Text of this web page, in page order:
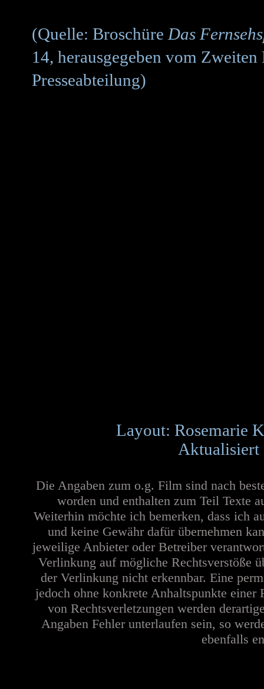
(Quelle: Broschüre Das
14, herausgegeben vom
Presseabteilung)
Layout: Rosemarie
Aktualisiert
Die Angaben zum o.g. Film sind nach
worden und enthalten zum Teil Texte
Weiterhin möchte ich bemerken, dass ich
und keine Gewähr dafür übernehmen
jeweilige Anbieter oder Betreiber
Verlinkung auf mögliche Rechtsverstöße
der Verlinkung nicht erkennbar. Eine
jedoch ohne konkrete Anhaltspunkte
von Rechtsverletzungen werden
Angaben Fehler unterlaufen sein, so
ebenfalls